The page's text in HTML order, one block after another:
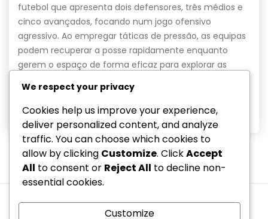
futebol que apresenta dois defensores, três médios e
cinco avançados, focando num jogo ofensivo
agressivo. Ao empregar táticas de pressão, as equipas
podem recuperar a posse rapidamente enquanto
gerem o espaço de forma eficaz para explorar as
transições suaves entre ataque […]
Read More
1 2 3 … 5
Quem somos
Termos e condições
We respect your privacy
Cookies help us improve your experience,
deliver personalized content, and analyze
traffic. You can choose which cookies to
allow by clicking Customize. ClickAccept
All to consent or Reject All to decline non-
essential cookies.
Customize